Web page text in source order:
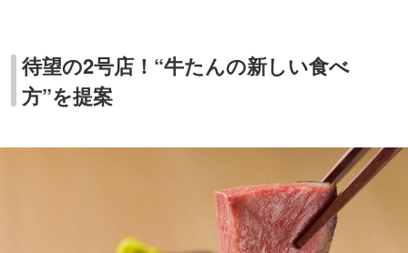
待望の2号店！“牛たんの新しい食べ
方”を提案